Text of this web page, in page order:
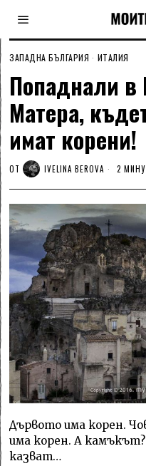
ЗАПАДНА БЪЛГАРИЯ · ИТАЛИЯ
Попаднали в
Матера,
имат корени!
ОТ IVELINA BEROVA 2
Дървото има корен.
има корен. А
казват…